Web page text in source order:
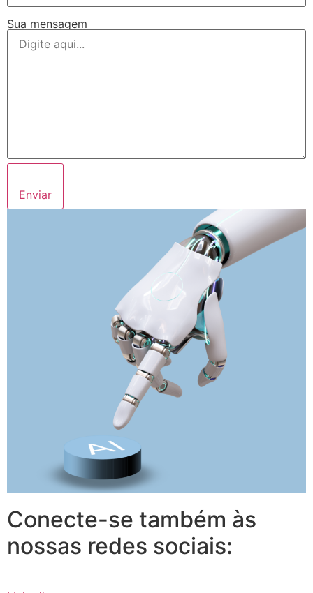
Sua mensagem
Enviar
Conecte-se também às
nossas redes sociais: